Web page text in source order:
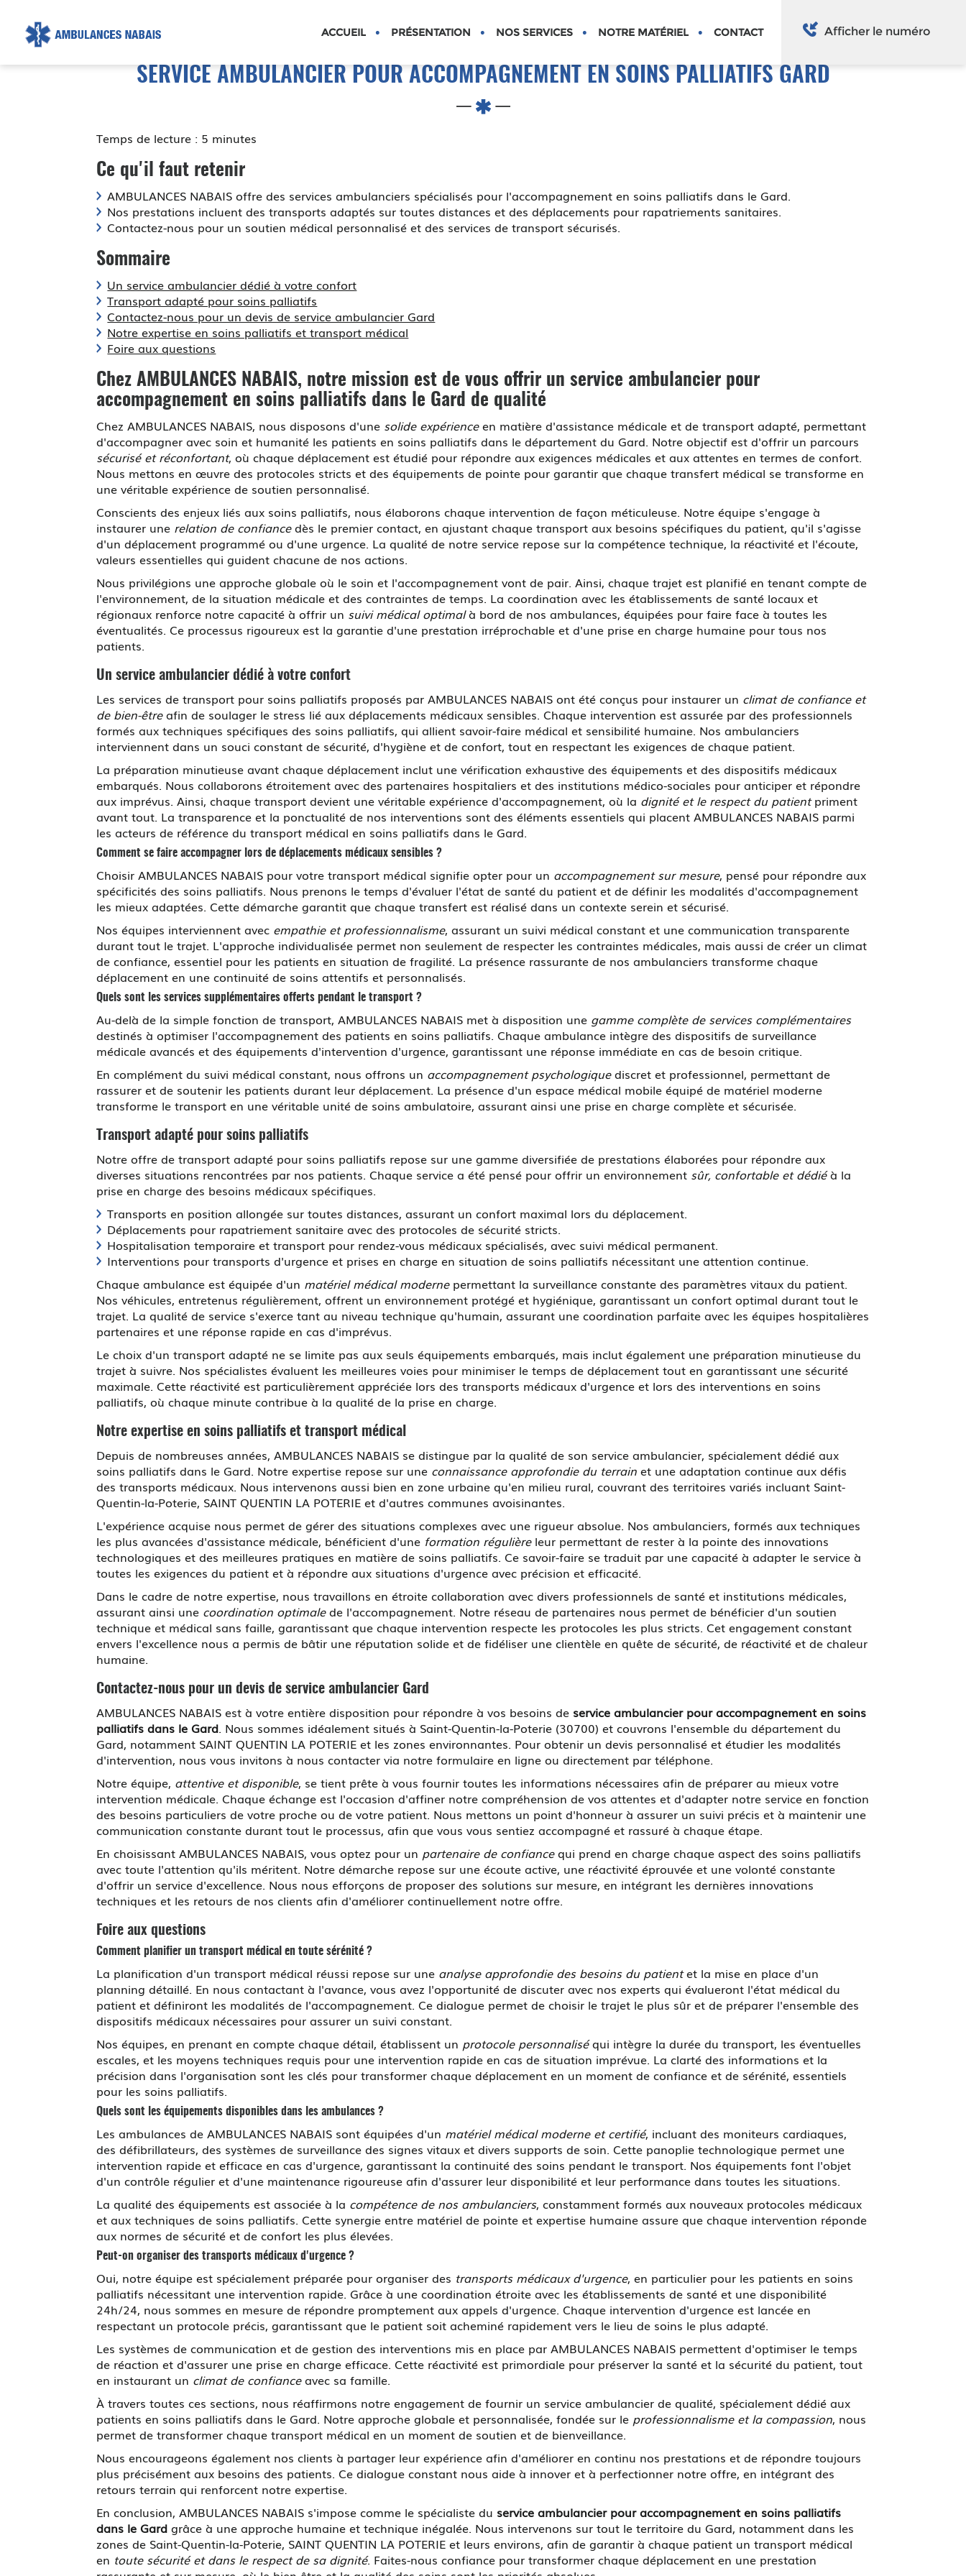
AMBULANCES
NABAIS
ACCUEIL PRÉSENTATION NOS SERVICES NOTRE MATÉRIEL CONTACT Afficher le numéro
SERVICE AMBULANCIER POUR ACCOMPAGNEMENT EN SOINS PALLIATIFS GARD
Temps de lecture : 5 minutes
Ce qu'il faut retenir
AMBULANCES NABAIS offre des services ambulanciers spécialisés pour l'accompagnement en soins palliatifs dans le Gard.
Nos prestations incluent des transports adaptés sur toutes distances et des déplacements pour rapatriements sanitaires.
Contactez-nous pour un soutien médical personnalisé et des services de transport sécurisés.
Sommaire
Un service ambulancier dédié à votre confort
Transport adapté pour soins palliatifs
Contactez-nous pour un devis de service ambulancier Gard
Notre expertise en soins palliatifs et transport médical
Foire aux questions
Chez AMBULANCES NABAIS, notre mission est de vous offrir unservice ambulancier pour
accompagnement en soins palliatifs dans le Gard de qualité
Chez AMBULANCES NABAIS, nous disposons d'une solide expérienceen matière d'assistance médicale et de transport adapté, permettant
d'accompagner avec soin et humanité les patients en soins palliatifs dans le département du Gard. Notre objectif est d'offrir un parcours
sécurisé et réconfortant, où chaque déplacement est étudié pour répondre aux exigences médicales et aux attentes en termes de confort.
Nous mettons en œuvre des protocoles stricts et des équipements de pointe pour garantir que chaque transfert médical se transforme en
une véritable expérience de soutien personnalisé.
Conscients des enjeux liés aux soins palliatifs, nous élaborons chaque intervention de façon méticuleuse. Notre équipe s'engage à
instaurer une relation de confiancedès le premier contact, en ajustant chaque transport aux besoins spécifiques du patient, qu'il s'agisse
d'un déplacement programmé ou d'une urgence. La qualité de notre service repose sur la compétence technique, la réactivité et l'écoute,
valeurs essentielles qui guident chacune de nos actions.
Nous privilégions une approche globale où le soin et l'accompagnement vont de pair. Ainsi, chaque trajet est planifié en tenant compte de
l'environnement, de la situation médicale et des contraintes de temps. La coordination avec les établissements de santé locaux et
régionaux renforce notre capacité à offrir un suivi médical optimalà bord de nos ambulances, équipées pour faire face à toutes les
éventualités. Ce processus rigoureux est la garantie d'une prestation irréprochable et d'une prise en charge humaine pour tous nos
patients.
Un service ambulancier dédié à votre confort
Les services de transport pour soins palliatifs proposés par AMBULANCES NABAIS ont été conçus pour instaurer un climat de confiance et
de bien-êtreafin de soulager le stress lié aux déplacements médicaux sensibles. Chaque intervention est assurée par des professionnels
formés aux techniques spécifiques des soins palliatifs, qui allient savoir-faire médical et sensibilité humaine. Nos ambulanciers
interviennent dans un souci constant de sécurité, d'hygiène et de confort, tout en respectant les exigences de chaque patient.
La préparation minutieuse avant chaque déplacement inclut une vérification exhaustive des équipements et des dispositifs médicaux
embarqués. Nous collaborons étroitement avec des partenaires hospitaliers et des institutions médico-sociales pour anticiper et répondre
aux imprévus. Ainsi, chaque transport devient une véritable expérience d'accompagnement, où la dignité et le respect du patientpriment
avant tout. La transparence et la ponctualité de nos interventions sont des éléments essentiels qui placent AMBULANCES NABAIS parmi
les acteurs de référence du transport médical en soins palliatifs dans le Gard.
Comment se faire accompagner lors de déplacements médicaux sensibles ?
Choisir AMBULANCES NABAIS pour votre transport médical signifie opter pour un accompagnement sur mesure, pensé pour répondre aux
spécificités des soins palliatifs. Nous prenons le temps d'évaluer l'état de santé du patient et de définir les modalités d'accompagnement
les mieux adaptées. Cette démarche garantit que chaque transfert est réalisé dans un contexte serein et sécurisé.
Nos équipes interviennent avec empathie et professionnalisme, assurant un suivi médical constant et une communication transparente
durant tout le trajet. L'approche individualisée permet non seulement de respecter les contraintes médicales, mais aussi de créer un climat
de confiance, essentiel pour les patients en situation de fragilité. La présence rassurante de nos ambulanciers transforme chaque
déplacement en une continuité de soins attentifs et personnalisés.
Quels sont les services supplémentaires offerts pendant le transport ?
Au-delà de la simple fonction de transport, AMBULANCES NABAIS met à disposition une gamme complète de services complémentaires
destinés à optimiser l'accompagnement des patients en soins palliatifs. Chaque ambulance intègre des dispositifs de surveillance
médicale avancés et des équipements d'intervention d'urgence, garantissant une réponse immédiate en cas de besoin critique.
En complément du suivi médical constant, nous offrons un accompagnement psychologiquediscret et professionnel, permettant de
rassurer et de soutenir les patients durant leur déplacement. La présence d'un espace médical mobile équipé de matériel moderne
transforme le transport en une véritable unité de soins ambulatoire, assurant ainsi une prise en charge complète et sécurisée.
Transport adapté pour soins palliatifs
Notre offre de transport adapté pour soins palliatifs repose sur une gamme diversifiée de prestations élaborées pour répondre aux
diverses situations rencontrées par nos patients. Chaque service a été pensé pour offrir un environnement sûr, confortable et dédiéà la
prise en charge des besoins médicaux spécifiques.
Transports en position allongée sur toutes distances, assurant un confort maximal lors du déplacement.
Déplacements pour rapatriement sanitaire avec des protocoles de sécurité stricts.
Hospitalisation temporaire et transport pour rendez-vous médicaux spécialisés, avec suivi médical permanent.
Interventions pour transports d'urgence et prises en charge en situation de soins palliatifs nécessitant une attention continue.
Chaque ambulance est équipée d'un matériel médical modernepermettant la surveillance constante des paramètres vitaux du patient.
Nos véhicules, entretenus régulièrement, offrent un environnement protégé et hygiénique, garantissant un confort optimal durant tout le
trajet. La qualité de service s'exerce tant au niveau technique qu'humain, assurant une coordination parfaite avec les équipes hospitalières
partenaires et une réponse rapide en cas d'imprévus.
Le choix d'un transport adapté ne se limite pas aux seuls équipements embarqués, mais inclut également une préparation minutieuse du
trajet à suivre. Nos spécialistes évaluent les meilleures voies pour minimiser le temps de déplacement tout en garantissant une sécurité
maximale. Cette réactivité est particulièrement appréciée lors des transports médicaux d'urgence et lors des interventions en soins
palliatifs, où chaque minute contribue à la qualité de la prise en charge.
Notre expertise en soins palliatifs et transport médical
Depuis de nombreuses années, AMBULANCES NABAIS se distingue par la qualité de son service ambulancier, spécialement dédié aux
soins palliatifs dans le Gard. Notre expertise repose sur une connaissance approfondie du terrain et une adaptation continue aux défis
des transports médicaux. Nous intervenons aussi bien en zone urbaine qu'en milieu rural, couvrant des territoires variés incluant Saint-
Quentin-la-Poterie, SAINT QUENTIN LA POTERIE et d'autres communes avoisinantes.
L'expérience acquise nous permet de gérer des situations complexes avec une rigueur absolue. Nos ambulanciers, formés aux techniques
les plus avancées d'assistance médicale, bénéficient d'une formation régulièreleur permettant de rester à la pointe des innovations
technologiques et des meilleures pratiques en matière de soins palliatifs. Ce savoir-faire se traduit par une capacité à adapter le service à
toutes les exigences du patient et à répondre aux situations d'urgence avec précision et efficacité.
Dans le cadre de notre expertise, nous travaillons en étroite collaboration avec divers professionnels de santé et institutions médicales,
assurant ainsi une coordination optimalede l'accompagnement. Notre réseau de partenaires nous permet de bénéficier d'un soutien
technique et médical sans faille, garantissant que chaque intervention respecte les protocoles les plus stricts. Cet engagement constant
envers l'excellence nous a permis de bâtir une réputation solide et de fidéliser une clientèle en quête de sécurité, de réactivité et de chaleur
humaine.
Contactez-nous pour un devis de service ambulancier Gard
AMBULANCES NABAIS est à votre entière disposition pour répondre à vos besoins de service ambulancier pour accompagnement en soins
palliatifs dans le Gard. Nous sommes idéalement situés à Saint-Quentin-la-Poterie (30700) et couvrons l'ensemble du département du
Gard, notamment SAINT QUENTIN LA POTERIE et les zones environnantes. Pour obtenir un devis personnalisé et étudier les modalités
d'intervention, nous vous invitons à nous contacter via notre formulaire en ligne ou directement par téléphone.
Notre équipe, attentive et disponible, se tient prête à vous fournir toutes les informations nécessaires afin de préparer au mieux votre
intervention médicale. Chaque échange est l'occasion d'affiner notre compréhension de vos attentes et d'adapter notre service en fonction
des besoins particuliers de votre proche ou de votre patient. Nous mettons un point d'honneur à assurer un suivi précis et à maintenir une
communication constante durant tout le processus, afin que vous vous sentiez accompagné et rassuré à chaque étape.
En choisissant AMBULANCES NABAIS, vous optez pour un partenaire de confiancequi prend en charge chaque aspect des soins palliatifs
avec toute l'attention qu'ils méritent. Notre démarche repose sur une écoute active, une réactivité éprouvée et une volonté constante
d'offrir un service d'excellence. Nous nous efforçons de proposer des solutions sur mesure, en intégrant les dernières innovations
techniques et les retours de nos clients afin d'améliorer continuellement notre offre.
Foire aux questions
Comment planifier un transport médical en toute sérénité ?
La planification d'un transport médical réussi repose sur une analyse approfondie des besoins du patientet la mise en place d'un
planning détaillé. En nous contactant à l'avance, vous avez l'opportunité de discuter avec nos experts qui évalueront l'état médical du
patient et définiront les modalités de l'accompagnement. Ce dialogue permet de choisir le trajet le plus sûr et de préparer l'ensemble des
dispositifs médicaux nécessaires pour assurer un suivi constant.
Nos équipes, en prenant en compte chaque détail, établissent un protocole personnaliséqui intègre la durée du transport, les éventuelles
escales, et les moyens techniques requis pour une intervention rapide en cas de situation imprévue. La clarté des informations et la
précision dans l'organisation sont les clés pour transformer chaque déplacement en un moment de confiance et de sérénité, essentiels
pour les soins palliatifs.
Quels sont les équipements disponibles dans les ambulances ?
Les ambulances de AMBULANCES NABAIS sont équipées d'un matériel médical moderne et certifié, incluant des moniteurs cardiaques,
des défibrillateurs, des systèmes de surveillance des signes vitaux et divers supports de soin. Cette panoplie technologique permet une
intervention rapide et efficace en cas d'urgence, garantissant la continuité des soins pendant le transport. Nos équipements font l'objet
d'un contrôle régulier et d'une maintenance rigoureuse afin d'assurer leur disponibilité et leur performance dans toutes les situations.
La qualité des équipements est associée à la compétence de nos ambulanciers, constamment formés aux nouveaux protocoles médicaux
et aux techniques de soins palliatifs. Cette synergie entre matériel de pointe et expertise humaine assure que chaque intervention réponde
aux normes de sécurité et de confort les plus élevées.
Peut-on organiser des transports médicaux d'urgence ?
Oui, notre équipe est spécialement préparée pour organiser des transports médicaux d'urgence, en particulier pour les patients en soins
palliatifs nécessitant une intervention rapide. Grâce à une coordination étroite avec les établissements de santé et une disponibilité
24h/24, nous sommes en mesure de répondre promptement aux appels d'urgence. Chaque intervention d'urgence est lancée en
respectant un protocole précis, garantissant que le patient soit acheminé rapidement vers le lieu de soins le plus adapté.
Les systèmes de communication et de gestion des interventions mis en place par AMBULANCES NABAIS permettent d'optimiser le temps
de réaction et d'assurer une prise en charge efficace. Cette réactivité est primordiale pour préserver la santé et la sécurité du patient, tout
en instaurant un climat de confianceavec sa famille.
À travers toutes ces sections, nous réaffirmons notre engagement de fournir un service ambulancier de qualité, spécialement dédié aux
patients en soins palliatifs dans le Gard. Notre approche globale et personnalisée, fondée sur le professionnalisme et la compassion, nous
permet de transformer chaque transport médical en un moment de soutien et de bienveillance.
Nous encourageons également nos clients à partager leur expérience afin d'améliorer en continu nos prestations et de répondre toujours
plus précisément aux besoins des patients. Ce dialogue constant nous aide à innover et à perfectionner notre offre, en intégrant des
retours terrain qui renforcent notre expertise.
En conclusion, AMBULANCES NABAIS s'impose comme le spécialiste du service ambulancier pour accompagnement en soins palliatifs
dans le Gard grâce à une approche humaine et technique inégalée. Nous intervenons sur tout le territoire du Gard, notamment dans les
zones de Saint-Quentin-la-Poterie, SAINT QUENTIN LA POTERIE et leurs environs, afin de garantir à chaque patient un transport médical
en toute sécurité et dans le respect de sa dignité. Faites-nous confiance pour transformer chaque déplacement en une prestation